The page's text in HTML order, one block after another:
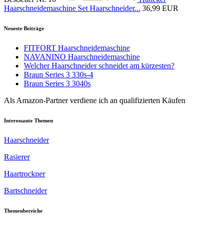
Haarschneidemaschine Set Haarschneider... 36,99 EUR
Neueste Beiträge
FITFORT Haarschneidemaschine
NAVANINO Haarschneidemaschine
Welcher Haarschneider schneidet am kürzesten?
Braun Series 3 330s-4
Braun Series 3 3040s
Als Amazon-Partner verdiene ich an qualifizierten Käufen
Interessante Themen
Haarschneider
Rasierer
Haartrockner
Bartschneider
Themenbereiche